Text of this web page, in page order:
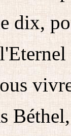
dix,
Béthel,